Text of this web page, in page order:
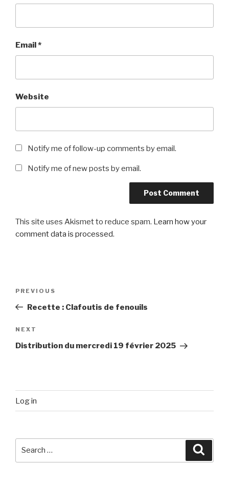
Email*
Website
Notify me of follow-up comments by email.
Notify me of new posts by email.
This site uses Akismet to reduce spam. Learn how your
comment data is processed.
Previous
Post
PREVIOUS
Recette : Clafoutis de fenouils
Next
Post
NEXT
Distribution du mercredi 19 février 2025
Log in